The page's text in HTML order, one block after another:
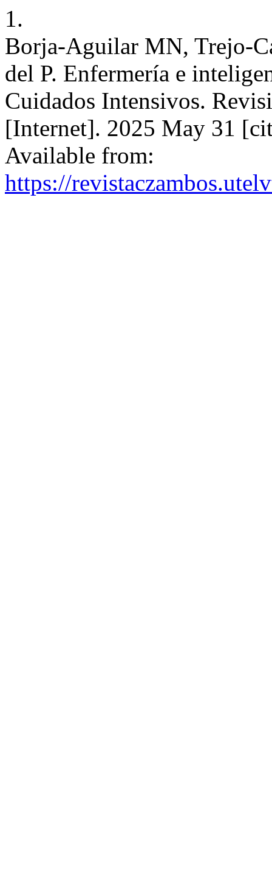
1.
Borja-Aguilar MN, Trejo-
del P. Enfermería e
Cuidados Intensivos.
[Internet]. 2025 May 31
Available from:
https://